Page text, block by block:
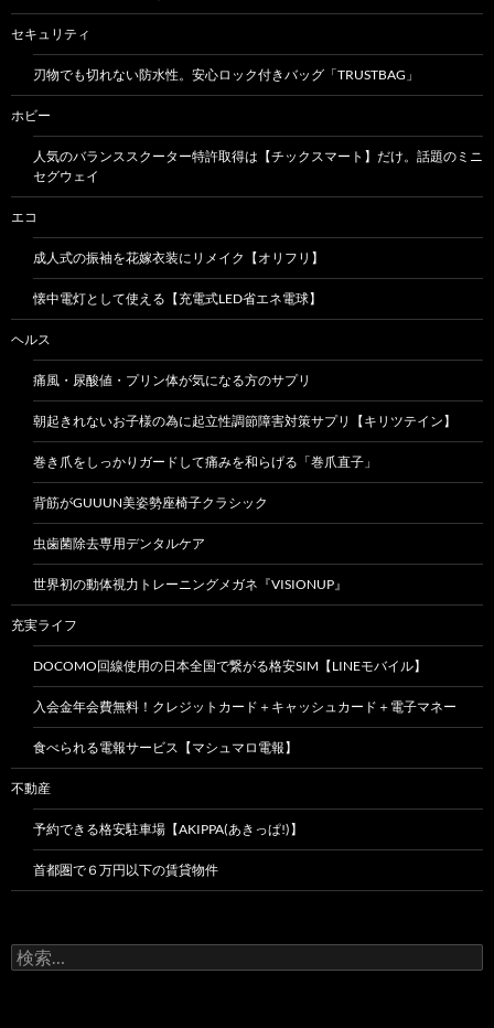
セキュリティ
刃物でも切れない防水性。安心ロック付きバッグ「TRUSTBAG」
ホビー
人気のバランススクーター特許取得は【チックスマート】だけ。話題のミニ
セグウェイ
エコ
成人式の振袖を花嫁衣装にリメイク【オリフリ】
懐中電灯として使える【充電式LED省エネ電球】
ヘルス
痛風・尿酸値・プリン体が気になる方のサプリ
朝起きれないお子様の為に起立性調節障害対策サプリ【キリツテイン】
巻き爪をしっかりガードして痛みを和らげる「巻爪直子」
背筋がGUUUN美姿勢座椅子クラシック
虫歯菌除去専用デンタルケア
世界初の動体視力トレーニングメガネ『VISIONUP』
充実ライフ
DOCOMO回線使用の日本全国で繋がる格安SIM【LINEモバイル】
入会金年会費無料！クレジットカード＋キャッシュカード＋電子マネー
食べられる電報サービス【マシュマロ電報】
不動産
予約できる格安駐車場【AKIPPA(あきっぱ!)】
首都圏で６万円以下の賃貸物件
検
索: